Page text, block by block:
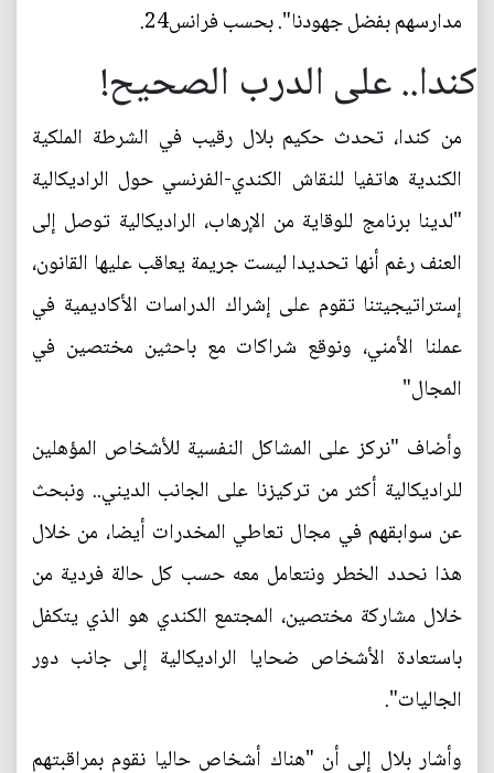
مدارسهم بفضل جهودنا". بحسب فرانس24.
كندا.. على الدرب الصحيح!
من كندا، تحدث حكيم بلال رقيب في الشرطة الملكية
الكندية هاتفيا للنقاش الكندي-الفرنسي حول الراديكالية
"لدينا برنامج للوقاية من الإرهاب، الراديكالية توصل إلى
العنف رغم أنها تحديدا ليست جريمة يعاقب عليها القانون،
إستراتيجيتنا تقوم على إشراك الدراسات الأكاديمية في
عملنا الأمني، ونوقع شراكات مع باحثين مختصين في
المجال"
وأضاف "نركز على المشاكل النفسية للأشخاص المؤهلين
للراديكالية أكثر من تركيزنا على الجانب الديني.. ونبحث
عن سوابقهم في مجال تعاطي المخدرات أيضا، من خلال
هذا نحدد الخطر ونتعامل معه حسب كل حالة فردية من
خلال مشاركة مختصين، المجتمع الكندي هو الذي يتكفل
باستعادة الأشخاص ضحايا الراديكالية إلى جانب دور
الجاليات".
وأشار بلال إلى أن "هناك أشخاص حاليا نقوم بمراقبتهم